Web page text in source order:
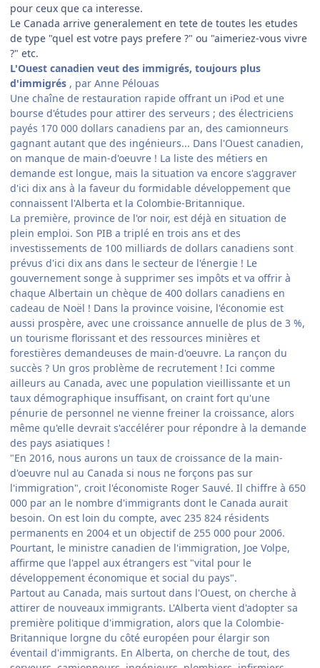
pour ceux que ca interesse.
Le Canada arrive generalement en tete de toutes les etudes
de type "quel est votre pays prefere ?" ou "aimeriez-vous vivre
?" etc.
L'Ouest canadien veut des immigrés, toujours plus
d'immigrés , par Anne Pélouas
Une chaîne de restauration rapide offrant un iPod et une
bourse d'études pour attirer des serveurs ; des électriciens
payés 170 000 dollars canadiens par an, des camionneurs
gagnant autant que des ingénieurs... Dans l'Ouest canadien,
on manque de main-d'oeuvre ! La liste des métiers en
demande est longue, mais la situation va encore s'aggraver
d'ici dix ans à la faveur du formidable développement que
connaissent l'Alberta et la Colombie-Britannique.
La première, province de l'or noir, est déjà en situation de
plein emploi. Son PIB a triplé en trois ans et des
investissements de 100 milliards de dollars canadiens sont
prévus d'ici dix ans dans le secteur de l'énergie ! Le
gouvernement songe à supprimer ses impôts et va offrir à
chaque Albertain un chèque de 400 dollars canadiens en
cadeau de Noël ! Dans la province voisine, l'économie est
aussi prospère, avec une croissance annuelle de plus de 3 %,
un tourisme florissant et des ressources minières et
forestières demandeuses de main-d'oeuvre. La rançon du
succès ? Un gros problème de recrutement ! Ici comme
ailleurs au Canada, avec une population vieillissante et un
taux démographique insuffisant, on craint fort qu'une
pénurie de personnel ne vienne freiner la croissance, alors
même qu'elle devrait s'accélérer pour répondre à la demande
des pays asiatiques !
"En 2016, nous aurons un taux de croissance de la main-
d'oeuvre nul au Canada si nous ne forçons pas sur
l'immigration", croit l'économiste Roger Sauvé. Il chiffre à 650
000 par an le nombre d'immigrants dont le Canada aurait
besoin. On est loin du compte, avec 235 824 résidents
permanents en 2004 et un objectif de 255 000 pour 2006.
Pourtant, le ministre canadien de l'immigration, Joe Volpe,
affirme que l'appel aux étrangers est "vital pour le
développement économique et social du pays".
Partout au Canada, mais surtout dans l'Ouest, on cherche à
attirer de nouveaux immigrants. L'Alberta vient d'adopter sa
première politique d'immigration, alors que la Colombie-
Britannique lorgne du côté européen pour élargir son
éventail d'immigrants. En Alberta, on cherche de tout, des